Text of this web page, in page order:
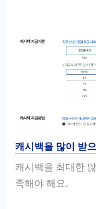
캐시백을 많이 받
캐시백을 최대한
족해야 해요.